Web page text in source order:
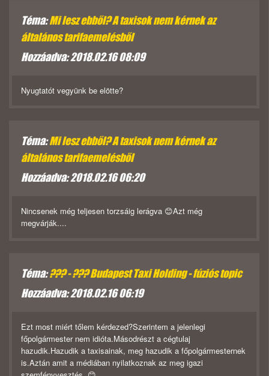
Téma:Mi lesz ebből? A taxisok nem kérnek az
általános tarifaemelésből
Hozzáadva: 2018.02.16 08:09
Nyugtatót vegyünk be elötte?
Téma:Mi lesz ebből? A taxisok nem kérnek az
általános tarifaemelésből
Hozzáadva: 2018.02.16 06:20
Nincsenek még teljesen torzsáig lerágva 😊Azt még
megvárják....
Téma:??? - ??? Budapest Taxi Holding - fúziós topic
Hozzáadva: 2018.02.16 06:19
Ezt most miért tőlem kérdezed?Szerintem a jelenlegi
főpolgármester nem idióta.Másodrészt a cégtulaj
hazudik.Hazudik a taxisainak, meg hazudik a főpolgármesternek
is.Aztán amit a médiában nyilatkoznak az meg igazi